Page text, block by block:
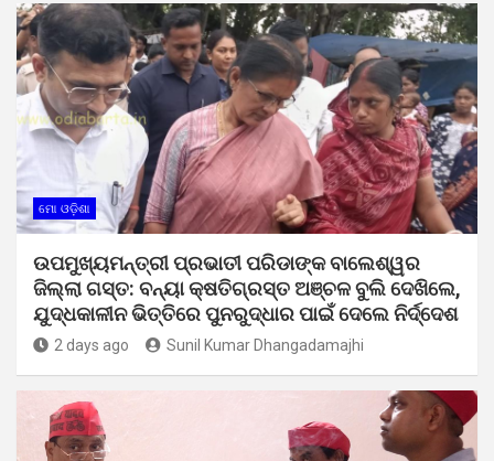
ମୋ ଓଡ଼ିଶା
ଉପମୁଖ୍ୟମନ୍ତ୍ରୀ ପ୍ରଭାତୀ ପରିଡାଙ୍କ ବାଲେଶ୍ୱର
ଜିଲ୍ଲା ଗସ୍ତ: ବନ୍ୟା କ୍ଷତିଗ୍ରସ୍ତ ଅଞ୍ଚଳ ବୁଲି ଦେଖିଲେ,
ଯୁଦ୍ଧକାଳୀନ ଭିତ୍ତିରେ ପୁନରୁଦ୍ଧାର ପାଇଁ ଦେଲେ ନିର୍ଦ୍ଦେଶ
2 days ago Sunil Kumar Dhangadamajhi